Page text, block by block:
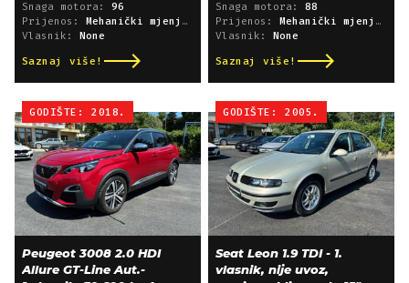
Snaga motora: 96
Prijenos: Mehanički mjenjač
Vlasnik: None
Saznaj više!
Snaga motora: 88
Prijenos: Mehanički mjenjač
Vlasnik: None
Saznaj više!
GODIŠTE: 2018.
Peugeot 3008 2.0 HDI
Allure GT-Line Aut.-
GODIŠTE: 2005.
Seat Leon 1.9 TDI - 1.
vlasnik, nije uvoz,